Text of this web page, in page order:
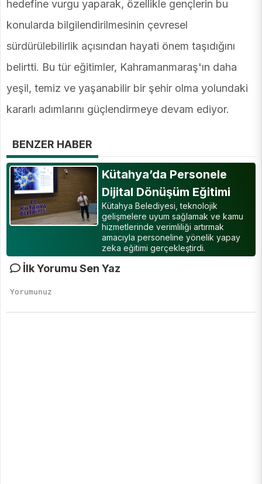
hedefine vurgu yaparak, özellikle gençlerin bu
konularda bilgilendirilmesinin çevresel
sürdürülebilirlik açısından hayati önem taşıdığını
belirtti. Bu tür eğitimler, Kahramanmaraş'ın daha
yeşil, temiz ve yaşanabilir bir şehir olma yolundaki
kararlı adımlarını güçlendirmeye devam ediyor.
BENZER HABER
Kütahya’da Personele
Dijital Dönüşüm Eğitimi
Kütahya Belediyesi, teknolojik
gelişmelere uyum sağlamak ve kamu
hizmetlerinde verimliliği artırmak
amacıyla personeline yönelik yapay
zeka eğitimi gerçekleştirdi.
İlk Yorumu Sen Yaz